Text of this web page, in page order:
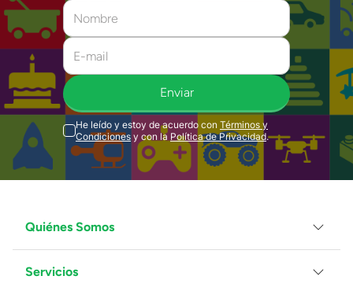
Enviar
He leído y estoy de acuerdo con Términos y
Condiciones y con la Política de Privacidad.
Quiénes Somos
Grupo Juguetron
Servicios